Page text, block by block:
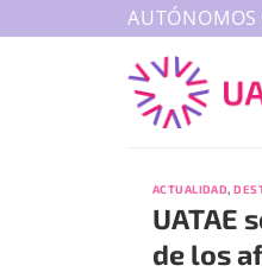
al
AUTÓNOMOS
ACTUALIDAD,
UATAE
de los